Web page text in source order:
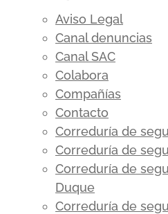
Aviso Legal
Canal denuncias
Canal SAC
Colabora
Compañías
Contacto
Correduría de
Correduría de
Correduría de
Duque
Correduría de